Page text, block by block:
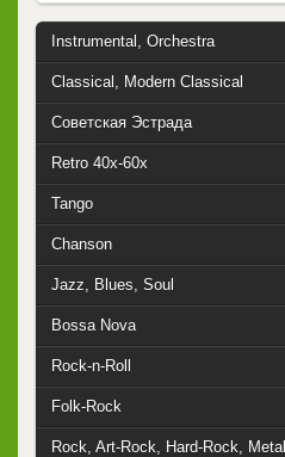
Instrumental, Orchestra
Classical, Modern Classical
Советская Эстрада
Retro 40x-60x
Tango
Chanson
Jazz, Blues, Soul
Bossa Nova
Rock-n-Roll
Folk-Rock
Rock, Art-Rock, Hard-Rock, Metal